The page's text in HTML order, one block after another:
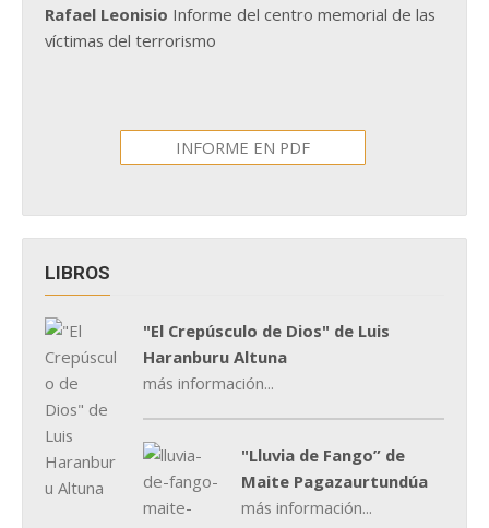
Rafael Leonisio Informe del centro memorial de las
víctimas del terrorismo
INFORME EN PDF
LIBROS
"El Crepúsculo de Dios" de Luis
Haranburu Altuna
más información...
"Lluvia de Fango” de
Maite Pagazaurtundúa
más información...